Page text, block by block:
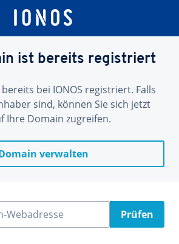
ist bereits registriert
bei IONOS registriert. Falls
sind, können Sie sich jetzt
Ihre Domain zugreifen.
verwalten
Webadresse Prüfen